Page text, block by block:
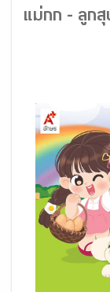
แม่กก - ลูกสุ